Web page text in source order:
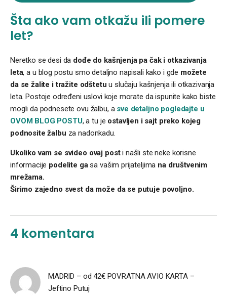
Šta ako vam otkažu ili pomere
let?
Neretko se desi da dođe do kašnjenja pa čak i otkazivanja
leta, a u blog postu smo detaljno napisali kako i gde možete
da se žalite i tražite odštetuu slučaju kašnjenja ili otkazivanja
leta. Postoje određeni uslovi koje morate da ispunite kako biste
mogli da podnesete ovu žalbu, a sve detaljno pogledajte u
OVOM BLOG POSTU, a tu je ostavljen i sajt preko kojeg
podnosite žalbu za nadonkadu.
Ukoliko vam se svideo ovaj posti našli ste neke korisne
informacije podelite gasa vašim prijateljima na društvenim
mrežama.
Širimo zajedno svest da može da se putuje povoljno.
4 komentara
MADRID – od 42€ POVRATNA AVIO KARTA –
Jeftino Putuj